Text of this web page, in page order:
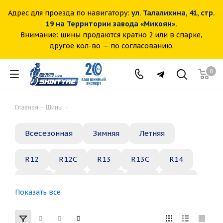
Адрес для проезда по навигатору: ул. Талалихина, 41, стр.
19 на Территории завода «Микоян».
Внимание: шины продаются кратно 2 или в спарке,
другое кол-во — по согласованию.
0
Главная - Шины -
Всесезонная Зимняя Летняя
R12 R12C R13 R13C R14
Показать все